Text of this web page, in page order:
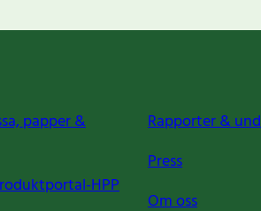
papper &
HPP
Rapporter &
Press
Om oss